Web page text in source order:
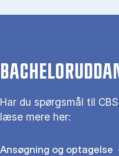
Har du spørgsmål til
læse mere her:
Ansøgning og optagelse